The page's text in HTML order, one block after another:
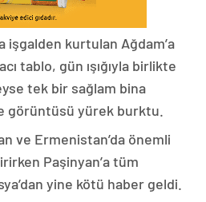
işgalden kurtulan Ağdam’a
tablo, gün ışığıyla birlikte
tek bir sağlam bina
görüntüsü yürek burktu.
ve Ermenistan’da önemli
Paşinyan’a tüm
yine kötü haber geldi.